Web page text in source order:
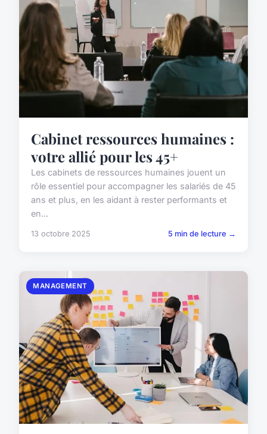
Cabinet ressources humaines :
votre allié pour les 45+
Les cabinets de ressources humaines jouent un
rôle essentiel pour accompagner les salariés de 45
ans et plus, en les aidant à rester performants et
en...
13 octobre 2025 5 min de lecture →
MANAGEMENT